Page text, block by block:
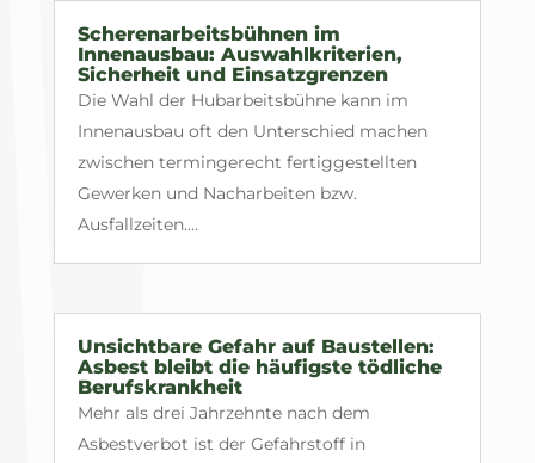
Scherenarbeitsbühnen im
Innenausbau: Auswahlkriterien,
Sicherheit und Einsatzgrenzen
Die Wahl der Hubarbeitsbühne kann im
Innenausbau oft den Unterschied machen
zwischen termingerecht fertiggestellten
Gewerken und Nacharbeiten bzw.
Ausfallzeiten....
Unsichtbare Gefahr auf Baustellen:
Asbest bleibt die häufigste tödliche
Berufskrankheit
Mehr als drei Jahrzehnte nach dem
Asbestverbot ist der Gefahrstoff in